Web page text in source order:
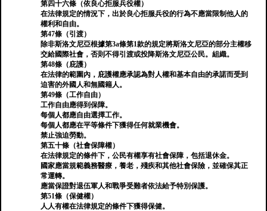
第四十六條（依良心拒服兵役權）
在法律規定的情況下，出於良心拒服兵役的行為不應當限制他人的
權利和自由。
第47條（引渡）
除非斯洛文尼亞根據第3a條第1款的規定將斯洛文尼亞的部分主權移
交給國際社會，否則不得引渡或投降斯洛文尼亞公民。組織。
第48條（庇護）
在法律的範圍內，庇護權應承認為對人權和基本自由的承諾而受到
迫害的外國人和無國籍人。
第49條（工作自由）
工作自由應得到保障。
每個人都應自由選擇工作。
每個人都應在平等條件下獲得任何就業機會。
禁止強迫勞動。
第五十條（社會保障權）
在法律規定的條件下，公民有權享有社會保障，包括退休金。
國家應當規範義務醫療，養老，殘疾和其他社會保險，並確保其正
常運轉。
應當保證對退伍軍人和戰爭受難者依法給予特別保護。
第51條（保健權）
人人有權在法律規定的條件下獲得保健。